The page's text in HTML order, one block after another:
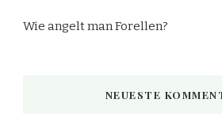
Wie angelt man Forellen?
NEUESTE